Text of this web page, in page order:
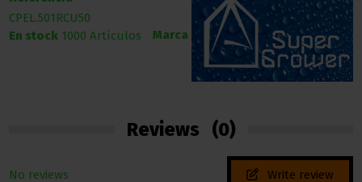
Marca
CPEL.501RCU50
En stock 1000 Artículos
Reviews (0)
No reviews Write review